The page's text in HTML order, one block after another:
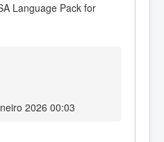
Language Pack for
2026 00:03